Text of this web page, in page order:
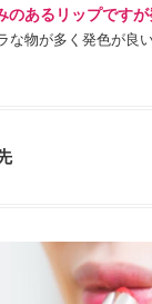
のあるリップです
物が多く発色が良